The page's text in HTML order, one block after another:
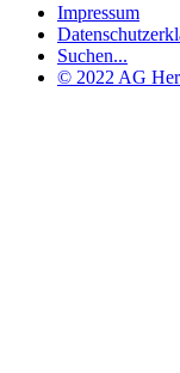
Impressum
Suchen...
© 2022 AG